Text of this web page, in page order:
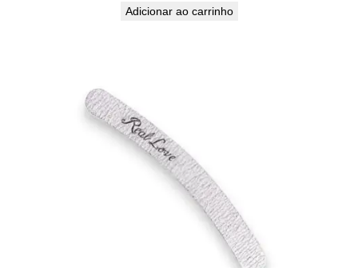
Adicionar ao carrinho